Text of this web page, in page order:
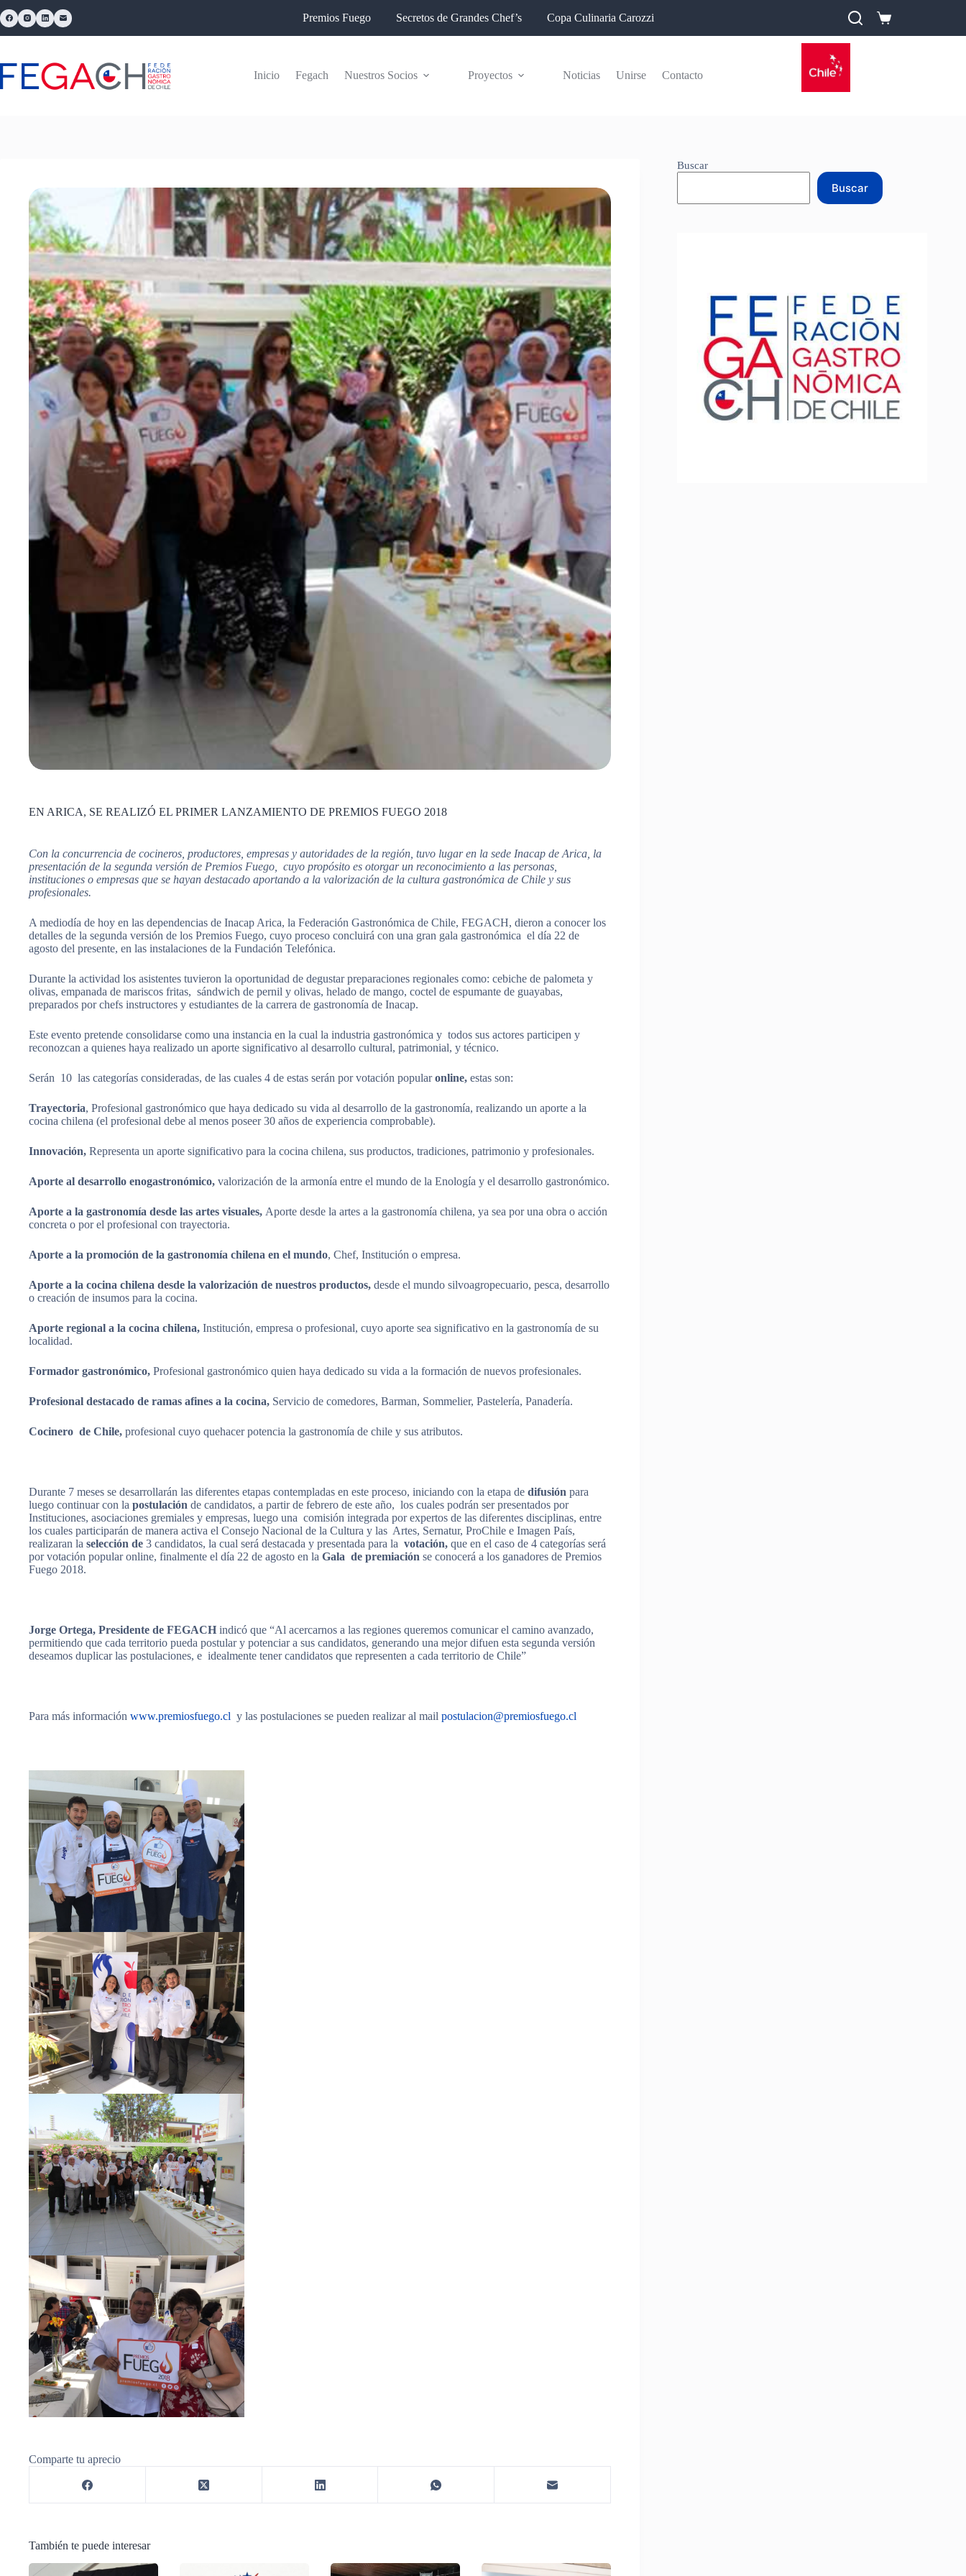
Premios Fuego Secretos de Grandes Chef’s Copa Culinaria Carozzi
Inicio Fegach Nuestros Socios Proyectos Noticias Unirse Contacto
EN ARICA, SE REALIZÓ EL PRIMER LANZAMIENTO DE PREMIOS FUEGO 2018
Con la concurrencia de cocineros, productores, empresas y autoridades de la región, tuvo lugar en la sede Inacap de Arica, la
presentación de la segunda versión de Premios Fuego, cuyo propósito es otorgar un reconocimiento a las personas,
instituciones o empresas que se hayan destacado aportando a la valorización de la cultura gastronómica de Chile y sus
profesionales.
A mediodía de hoy en las dependencias de Inacap Arica, la Federación Gastronómica de Chile, FEGACH, dieron a conocer los
detalles de la segunda versión de los Premios Fuego, cuyo proceso concluirá con una gran gala gastronómica el día 22 de
agosto del presente, en las instalaciones de la Fundación Telefónica.
Durante la actividad los asistentes tuvieron la oportunidad de degustar preparaciones regionales como: cebiche de palometa y
olivas, empanada de mariscos fritas, sándwich de pernil y olivas, helado de mango, coctel de espumante de guayabas,
preparados por chefs instructores y estudiantes de la carrera de gastronomía de Inacap.
Este evento pretende consolidarse como una instancia en la cual la industria gastronómica y todos sus actores participen y
reconozcan a quienes haya realizado un aporte significativo al desarrollo cultural, patrimonial, y técnico.
Serán 10 las categorías consideradas, de las cuales 4 de estas serán por votación popularonline, estas son:
Trayectoria, Profesional gastronómico que haya dedicado su vida al desarrollo de la gastronomía, realizando un aporte a la
cocina chilena (el profesional debe al menos poseer 30 años de experiencia comprobable).
Innovación, Representa un aporte significativo para la cocina chilena, sus productos, tradiciones, patrimonio y profesionales.
Aporte al desarrollo enogastronómico, valorización de la armonía entre el mundo de la Enología y el desarrollo gastronómico.
Aporte a la gastronomía desde las artes visuales, Aporte desde la artes a la gastronomía chilena, ya sea por una obra o acción
concreta o por el profesional con trayectoria.
Aporte a la promoción de la gastronomía chilena en el mundo, Chef, Institución o empresa.
Aporte a la cocina chilena desde la valorización de nuestros productos, desde el mundo silvoagropecuario, pesca, desarrollo
o creación de insumos para la cocina.
Aporte regional a la cocina chilena, Institución, empresa o profesional, cuyo aporte sea significativo en la gastronomía de su
localidad.
Formador gastronómico, Profesional gastronómico quien haya dedicado su vida a la formación de nuevos profesionales.
Profesional destacado de ramas afines a la cocina, Servicio de comedores, Barman, Sommelier, Pastelería, Panadería.
Cocinero de Chile, profesional cuyo quehacer potencia la gastronomía de chile y sus atributos.
Durante 7 meses se desarrollarán las diferentes etapas contempladas en este proceso, iniciando con la etapa de difusión para
luego continuar con la postulación de candidatos, a partir de febrero de este año, los cuales podrán ser presentados por
Instituciones, asociaciones gremiales y empresas, luego una comisión integrada por expertos de las diferentes disciplinas, entre
los cuales participarán de manera activa el Consejo Nacional de la Cultura y las Artes, Sernatur, ProChile e Imagen País,
realizaran la selección de 3 candidatos, la cual será destacada y presentada para la votación, que en el caso de 4 categorías será
por votación popular online, finalmente el día 22 de agosto en la Gala de premiación se conocerá a los ganadores de Premios
Fuego 2018.
Jorge Ortega, Presidente de FEGACH indicó que “Al acercarnos a las regiones queremos comunicar el camino avanzado,
permitiendo que cada territorio pueda postular y potenciar a sus candidatos, generando una mejor difuen esta segunda versión
deseamos duplicar las postulaciones, e idealmente tener candidatos que representen a cada territorio de Chile”
Para más información www.premiosfuego.cl y las postulaciones se pueden realizar al mail postulacion@premiosfuego.cl
Comparte tu aprecio
También te puede interesar
Buscar
Buscar